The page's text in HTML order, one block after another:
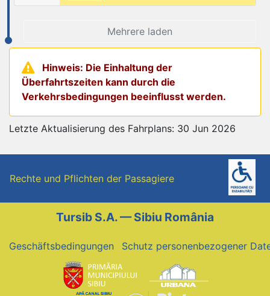
Mehrere laden
Hinweis: Die Einhaltung der
Überfahrtszeiten kann durch die
Verkehrsbedingungen beeinflusst werden.
Letzte Aktualisierung des Fahrplans: 30 Jun 2026
Rechte und Pflichten der Passagiere
Tursib S.A. — Sibiu România
Geschäftsbedingungen Schutz personenbezogener